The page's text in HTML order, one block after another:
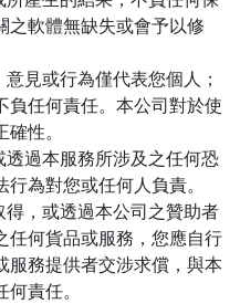
之軟體無缺失或會予以修
見或行為僅代表您個人；
負任何責任。本公司對於使
性。
過本服務所涉及之任何恐
為對您或任何人負責。
，或透過本公司之贊助者
任何貨品或服務，您應自行
服務提供者交涉求償，與本
責任。